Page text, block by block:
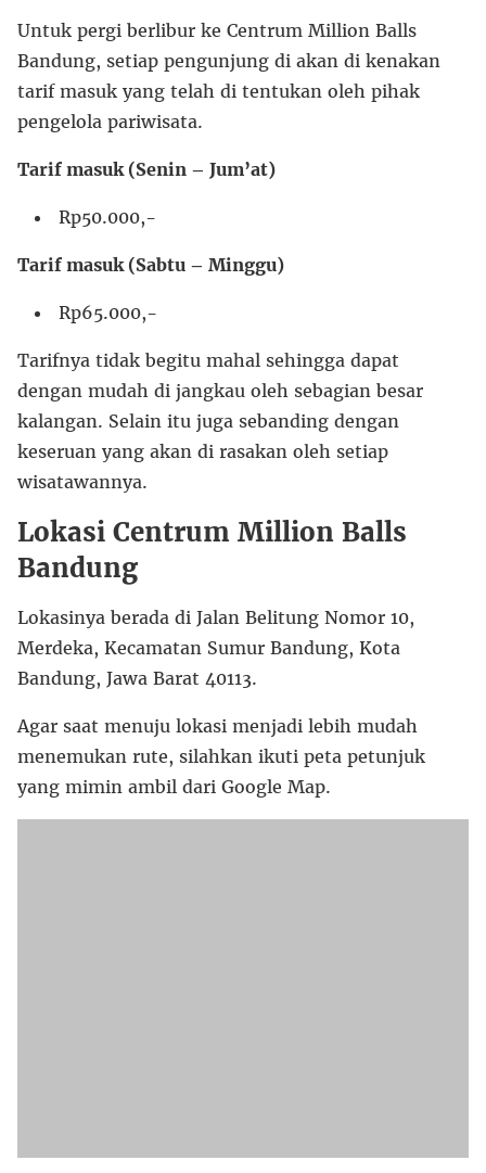
Untuk pergi berlibur ke Centrum Million Balls
Bandung, setiap pengunjung di akan di kenakan
tarif masuk yang telah di tentukan oleh pihak
pengelola pariwisata.
Tarif masuk (Senin – Jum’at)
Rp50.000,-
Tarif masuk (Sabtu – Minggu)
Rp65.000,-
Tarifnya tidak begitu mahal sehingga dapat
dengan mudah di jangkau oleh sebagian besar
kalangan. Selain itu juga sebanding dengan
keseruan yang akan di rasakan oleh setiap
wisatawannya.
Lokasi Centrum Million Balls
Bandung
Lokasinya berada di Jalan Belitung Nomor 10,
Merdeka, Kecamatan Sumur Bandung, Kota
Bandung, Jawa Barat 40113.
Agar saat menuju lokasi menjadi lebih mudah
menemukan rute, silahkan ikuti peta petunjuk
yang mimin ambil dari Google Map.